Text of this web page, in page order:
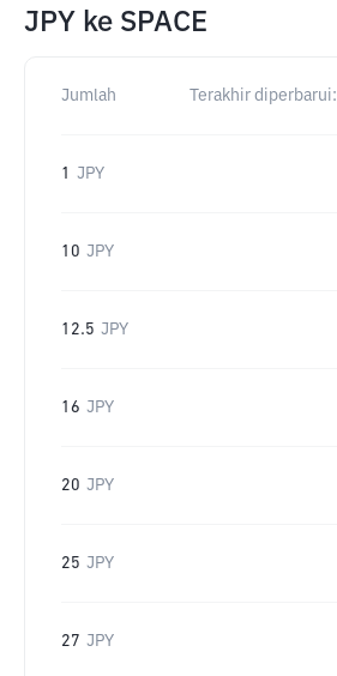
JPY ke SPACE
Jumlah Terakhir diperbarui:
1 JPY
10 JPY
12.5 JPY
16 JPY
20 JPY
25 JPY
27 JPY